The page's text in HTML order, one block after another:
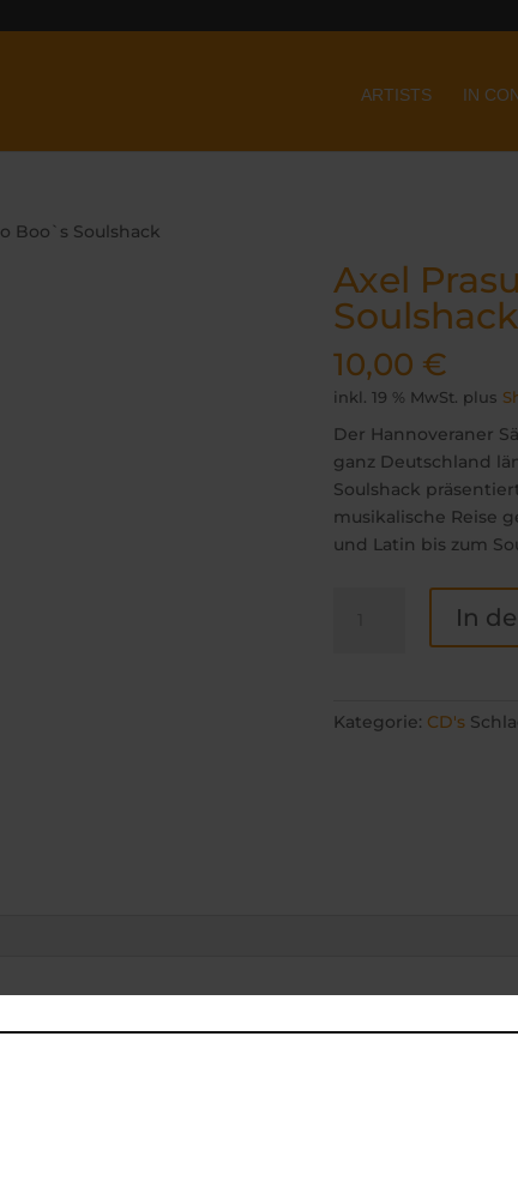
ARTISTS IN
Boo`s Soulshack
Axel
Soulshack
10,00 €
inkl. 19 % MwSt. plus
Der Hannoveraner
ganz Deutschland
Soulshack
musikalische Reise
und Latin bis zum
Soulshack
In
Kategorie: CD's